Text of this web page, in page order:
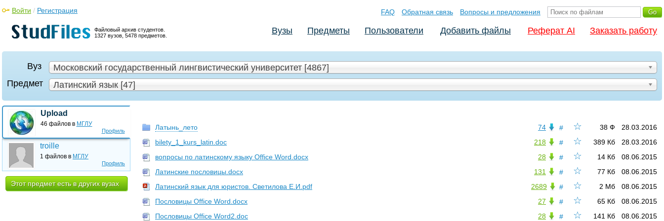
Файловый архив студентов.
1327 вузов, 5478 предметов.
Войти / Регистрация FAQ Обратная связь Вопросы и предложения
Вузы Предметы Пользователи Добавить файлы Реферат AI Заказать работу
Вуз
Московский государственный лингвистический университет [4867]
Предмет
Латинский язык [47]
Профиль
Upload
46 файлов в МГЛУ
Профиль
troille
1 файлов в МГЛУ
Этот предмет есть в других вузах
☆
# 28.03.2016
38 Ф
74
Латынь_лето
☆
# 28.03.2016
389 Кб
218
bilety_1_kurs_latin.doc
☆
# 08.06.2015
14 Кб
28
вопросы по латинскому языку Office Word.docx
☆
# 08.06.2015
77 Кб
131
Латинские пословицы.docx
☆
# 08.06.2015
2 Мб
2689
Латинский язык для юристов. Светилова Е.И.pdf
☆
# 08.06.2015
65 Кб
27
Пословицы Office Word.docx
☆
# 08.06.2015
141 Кб
28
Пословицы Office Word2.doc